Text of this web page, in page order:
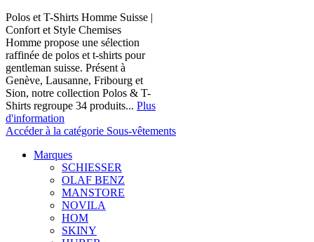
Polos et T-Shirts Homme Suisse |
Confort et Style Chemises
Homme propose une sélection
raffinée de polos et t-shirts pour
gentleman suisse. Présent à
Genève, Lausanne, Fribourg et
Sion, notre collection Polos & T-
Shirts regroupe 34 produits... Plus
d'information
Accéder à la catégorie Sous-vêtements
Marques
SCHIESSER
OLAF BENZ
MANSTORE
NOVILA
HOM
SKINY